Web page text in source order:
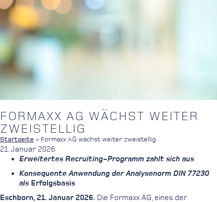
FORMAXX AG WÄCHST WEITER
ZWEISTELLIG
Startseite » Formaxx AG wächst weiter zweistellig
21. Januar 2026
Erweitertes Recruiting-Programm zahlt sich aus
Konsequente Anwendung der Analysenorm DIN 77230
als Erfolgsbasis
Eschborn, 21. Januar 2026. Die Formaxx AG, eines der